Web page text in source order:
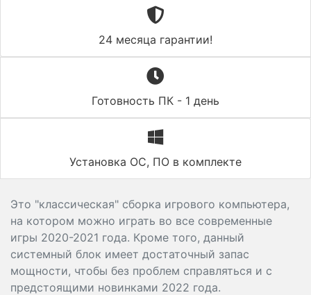
24 месяца гарантии!
Готовность ПК - 1 день
Установка ОС, ПО в комплекте
Это "классическая" сборка игрового компьютера,
на котором можно играть во все современные
игры 2020-2021 года. Кроме того, данный
системный блок имеет достаточный запас
мощности, чтобы без проблем справляться и с
предстоящими новинками 2022 года.